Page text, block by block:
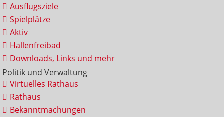
Ausflugsziele
Spielplätze
Aktiv
Hallenfreibad
Downloads, Links und mehr
Politik und Verwaltung
Virtuelles Rathaus
Rathaus
Bekanntmachungen